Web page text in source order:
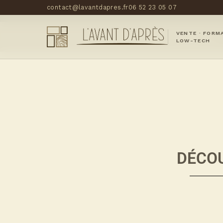
contact@lavantdapres.fr06 52 23 05 07
VENTE ·
LOW-TECH
Accueil